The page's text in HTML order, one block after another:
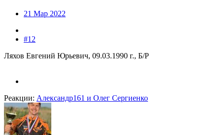
21 Мар 2022
#12
Ляхов Евгений Юрьевич, 09.03.1990 г., Б/Р
Реакции: Александр161 и Олег Сергиенко